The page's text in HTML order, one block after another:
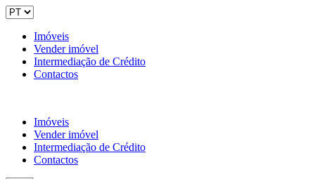
Imóveis
Vender imóvel
Intermediação de Crédito
Contactos
Imóveis
Vender imóvel
Intermediação de Crédito
Contactos